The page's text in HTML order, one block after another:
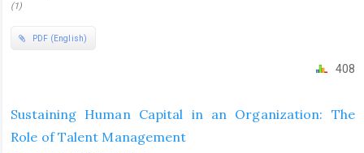
(1)
PDF (English)
408
Sustaining Human Capital in an Organization: The
Role of Talent Management